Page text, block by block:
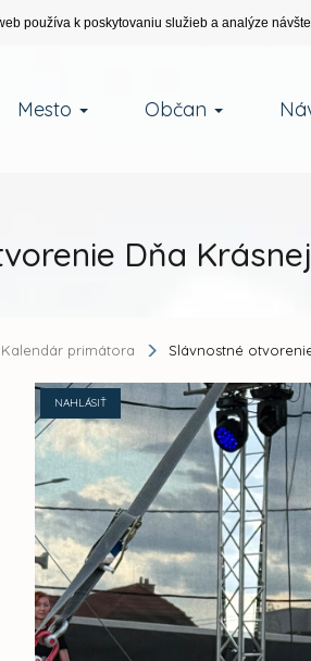
používa k poskytovaniu služieb a analýze
Mesto Občan
Dňa Krásnej
Kalendár primátora Slávnostné
NAHLÁSIŤ